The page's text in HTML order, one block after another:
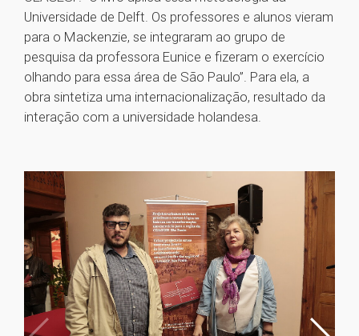
Universidade de Delft. Os professores e alunos vieram
para o Mackenzie, se integraram ao grupo de
pesquisa da professora Eunice e fizeram o exercício
olhando para essa área de São Paulo”. Para ela, a
obra sintetiza uma internacionalização, resultado da
interação com a universidade holandesa.